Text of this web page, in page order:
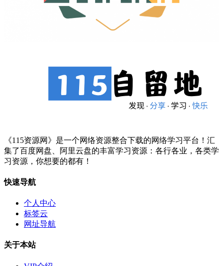
《115资源网》是一个网络资源整合下载的网络学习平台！汇
集了百度网盘、阿里云盘的丰富学习资源：各行各业，各类学
习资源，你想要的都有！
快速导航
个人中心
标签云
网址导航
关于本站